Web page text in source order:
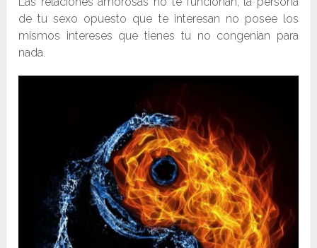
de tu sexo opuesto que te interesan no posee los
mismos intereses que tienes tu no congenian para
nada.